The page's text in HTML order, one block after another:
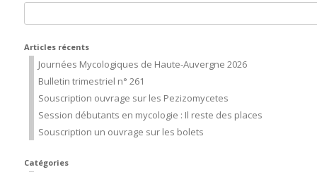
Articles récents
Journées Mycologiques de Haute-Auvergne 2026
Bulletin trimestriel n° 261
Souscription ouvrage sur les Pezizomycetes
Session débutants en mycologie : Il reste des places
Souscription un ouvrage sur les bolets
Catégories